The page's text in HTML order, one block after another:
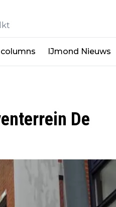
IJmond Nieuws
De